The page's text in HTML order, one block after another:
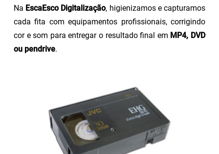
Na EscaEsco Digitalização, higienizamos e capturamos
cada fita com equipamentos profissionais, corrigindo
cor e som para entregar o resultado final em MP4, DVD
ou pendrive.